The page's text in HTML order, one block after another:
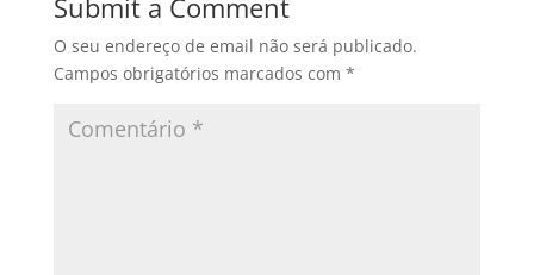
o
o
o
n
Submit a Comment
O seu endereço de email não será publicado.
Campos obrigatórios marcados com *